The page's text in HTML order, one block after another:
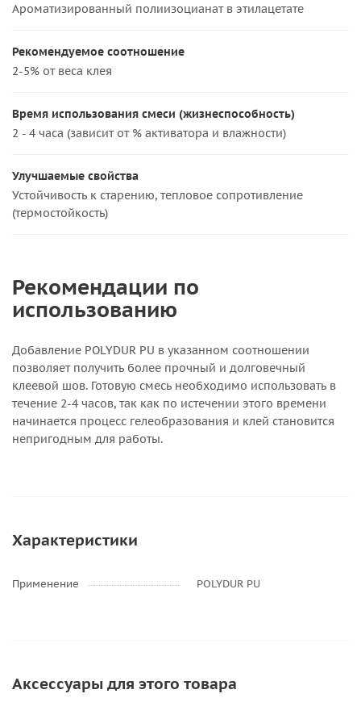
Ароматизированный полиизоцианат в этилацетате
Рекомендуемое соотношение
2-5% от веса клея
Время использования смеси (жизнеспособность)
2 - 4 часа (зависит от % активатора и влажности)
Улучшаемые свойства
Устойчивость к старению, тепловое сопротивление
(термостойкость)
Рекомендации по
использованию
Добавление POLYDUR PU в указанном соотношении
позволяет получить более прочный и долговечный
клеевой шов. Готовую смесь необходимо использовать в
течение 2-4 часов, так как по истечении этого времени
начинается процесс гелеобразования и клей становится
непригодным для работы.
Характеристики
Применение POLYDUR PU
Аксессуары для этого товара